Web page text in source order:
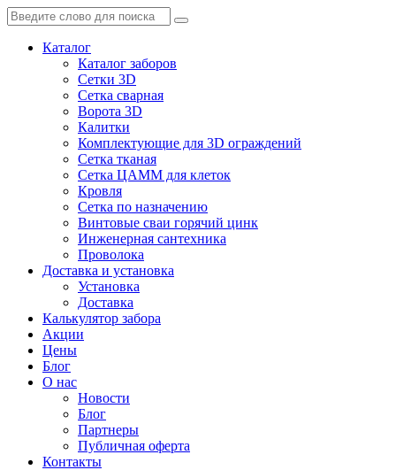
Каталог
Каталог заборов
Сетки 3D
Сетка сварная
Ворота 3D
Калитки
Комплектующие для 3D ограждений
Сетка тканая
Сетка ЦАММ для клеток
Кровля
Сетка по назначению
Винтовые сваи горячий цинк
Инженерная сантехника
Проволока
Доставка и установка
Установка
Доставка
Калькулятор забора
Акции
Цены
Блог
О нас
Новости
Блог
Партнеры
Публичная оферта
Контакты